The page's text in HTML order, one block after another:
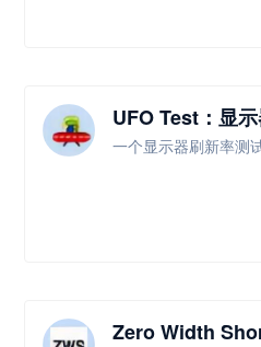
UFO Test：显
一个显示器刷新率测
Zero Width